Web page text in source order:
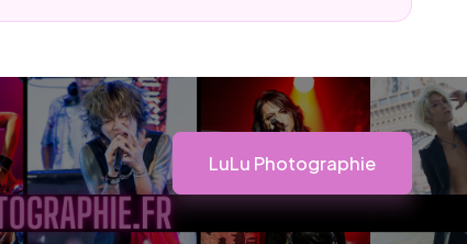
LuLu Photographie